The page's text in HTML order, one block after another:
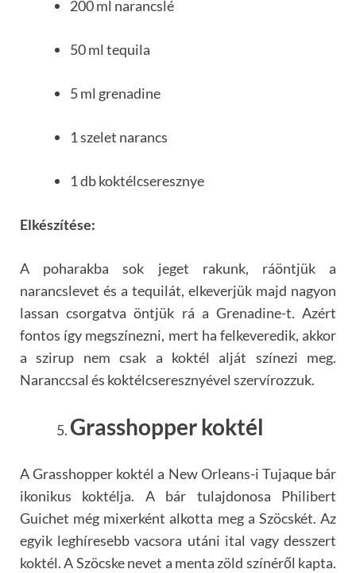
200 ml narancslé
50 ml tequila
5 ml grenadine
1 szelet narancs
1 db koktélcseresznye
Elkészítése:
A poharakba sok jeget rakunk, ráöntjük a
narancslevet és a tequilát, elkeverjük majd nagyon
lassan csorgatva öntjük rá a Grenadine-t. Azért
fontos így megszínezni, mert ha felkeveredik, akkor
a szirup nem csak a koktél alját színezi meg.
Naranccsal és koktélcseresznyével szervírozzuk.
Grasshopper koktél
A Grasshopper koktél a New Orleans-i Tujaque bár
ikonikus koktélja. A bár tulajdonosa Philibert
Guichet még mixerként alkotta meg a Szöcskét. Az
egyik leghíresebb vacsora utáni ital vagy desszert
koktél. A Szöcske nevet a menta zöld színéről kapta.